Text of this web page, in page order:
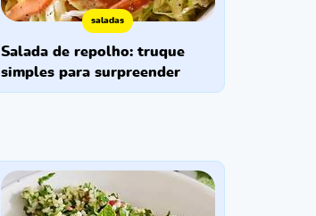
saladas
salada de repolho: truque
simples para surpreender